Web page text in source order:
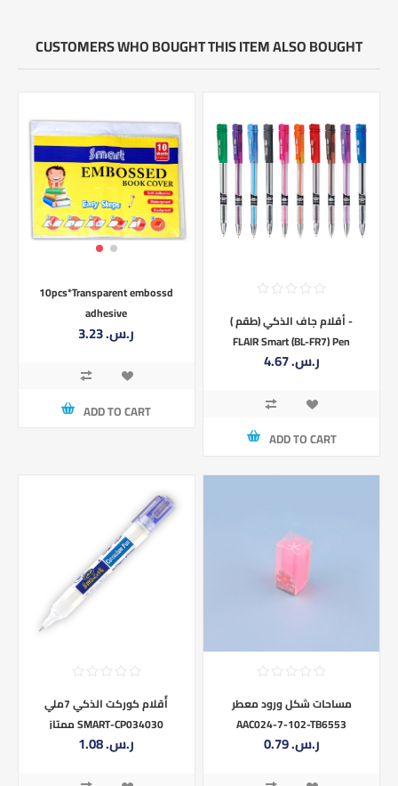
CUSTOMERS WHO BOUGHT THIS ITEM ALSO BOUGHT
10pcs*Transparent embossd
adhesive
3.23 ر.س.‏
ADD TO CART
أقلام جاف الذكي (طقم ) -
FLAIR Smart (BL-FR7) Pen
4.67 ر.س.‏
ADD TO CART
أٌقلام كوركت الذكي 7ملي
ممتاز SMART-CP034030
1.08 ر.س.‏
مساحات شكل ورود معطر
AAC024-7-102-TB6553
0.79 ر.س.‏